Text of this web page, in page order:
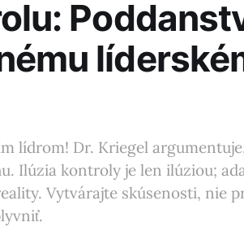
lídrom! Dr. Kriegel
Ilúzia kontroly je len ilúziou;
Vytvárajte skúsenosti, nie